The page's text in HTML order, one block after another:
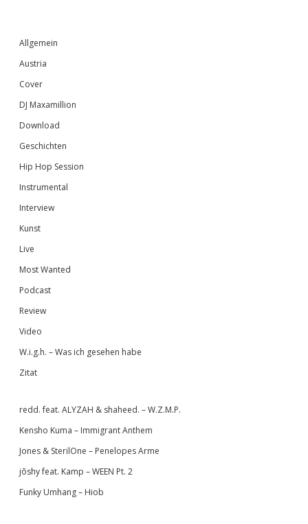
Sidebar
Allgemein
Austria
Cover
DJ Maxamillion
Download
Geschichten
Hip Hop Session
Instrumental
Interview
Kunst
Live
Most Wanted
Podcast
Review
Video
W.i.g.h. – Was ich gesehen habe
Zitat
redd. feat. ALYZAH & shaheed. – W.Z.M.P.
Kensho Kuma – Immigrant Anthem
Jones & SterilOne – Penelopes Arme
jōshy feat. Kamp – WEEN Pt. 2
Funky Umhang – Hiob